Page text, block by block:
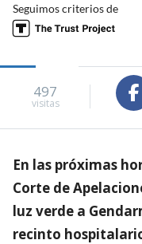
Seguimos criterios de
497
visitas
En las próximas
Corte de
luz verde a
recinto